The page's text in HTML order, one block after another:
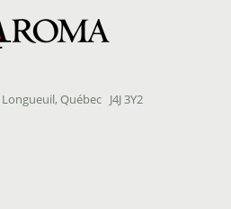
Québec J4J 3Y2